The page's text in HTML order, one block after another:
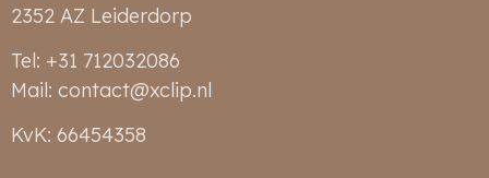
2352 AZ Leiderdorp
Tel: +31 712032086
Mail: contact@xclip.nl
KvK: 66454358